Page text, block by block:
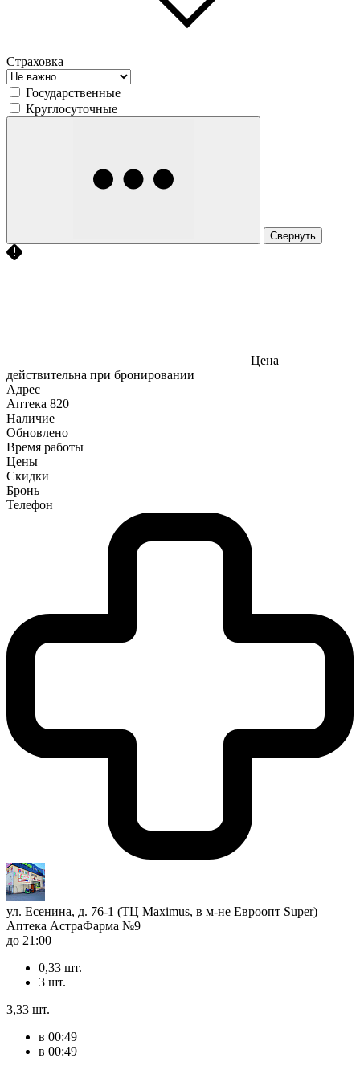
Страховка
Государственные
Круглосуточные
Свернуть
Цена
действительна при бронировании
Адрес
Аптека 820
Наличие
Обновлено
Время работы
Цены
Скидки
Бронь
Телефон
ул. Есенина, д. 76-1 (ТЦ Maximus, в м-не Евроопт Super)
Аптека АстраФарма №9
до 21:00
0,33 шт.
3 шт.
3,33 шт.
в 00:49
в 00:49